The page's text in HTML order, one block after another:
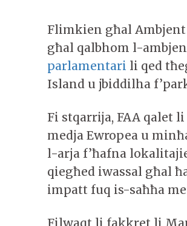
Flimkien għal
għal qalbhom l-
parlamentari li qed
Island u jbiddilha
Fi stqarrija, FAA qalet
medja Ewropea u
l-arja f’ħafna
qiegħed iwassal għal
impatt fuq is-saħħa
Filwaqt li fakkret li